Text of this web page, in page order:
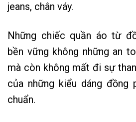
jeans, chân váy.
Những chiếc quần áo từ
bền vững không những an
mà còn không mất đi sự
của những kiểu dáng đồng
chuẩn.